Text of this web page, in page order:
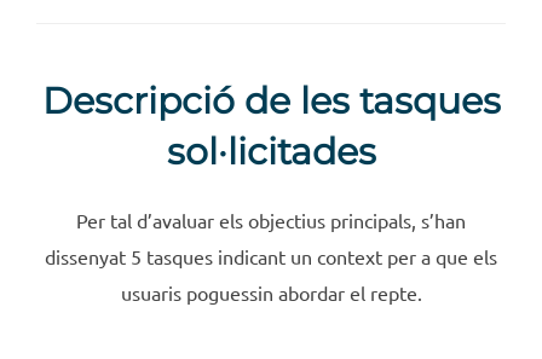
Descripció de les tasques
sol·licitades
Per tal d’avaluar els objectius principals, s’han
dissenyat 5 tasques indicant un context per a que els
usuaris poguessin abordar el repte.